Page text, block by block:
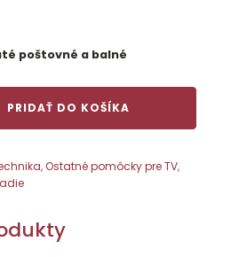
poštovné a balné
PRIDAŤ DO KOŠÍKA
,Ostatné pomôcky pre TV,